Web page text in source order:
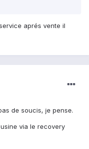
aprés vente il
de soucis, je pense.
via le recovery